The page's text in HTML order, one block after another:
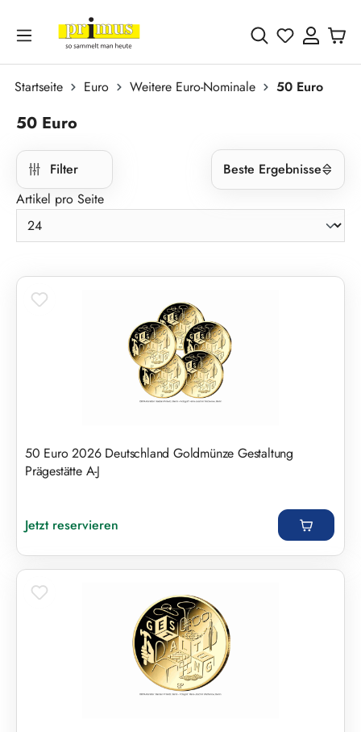
Zum Hauptinhalt springen
Du hast 0
Startseite Euro Weitere Euro-Nominale 50 Euro
50 Euro
Filter
Beste Ergebnisse
Artikel pro Seite
50 Euro 2026 Deutschland Goldmünze Gestaltung
Prägestätte A-J
Jetzt reservieren